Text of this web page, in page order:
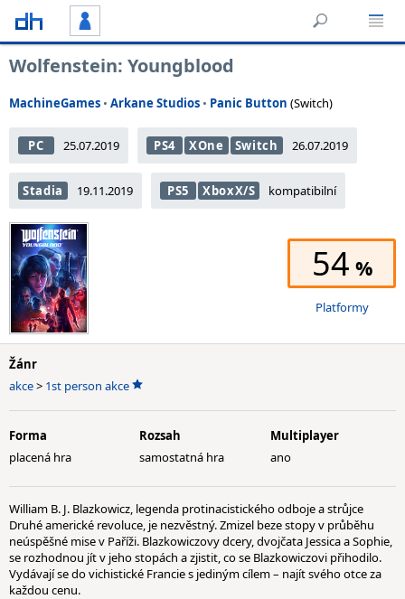
Wolfenstein: Youngblood
MachineGames • Arkane Studios • Panic Button (Switch)
PC 25.07.2019 PS4 XOne Switch 26.07.2019
Stadia 19.11.2019 PS5 XboxX/S kompatibilní
54
Platformy
Žánr
akce> 1st person akce
Forma
placená hra
Rozsah
samostatná hra
Multiplayer
ano
William B. J. Blazkowicz, legenda protinacistického odboje a strůjce
Druhé americké revoluce, je nezvěstný. Zmizel beze stopy v průběhu
neúspěšné mise v Paříži. Blazkowiczovy dcery, dvojčata Jessica a Sophie,
se rozhodnou jít v jeho stopách a zjistit, co se Blazkowiczovi přihodilo.
Vydávají se do vichistické Francie s jediným cílem – najít svého otce za
každou cenu.